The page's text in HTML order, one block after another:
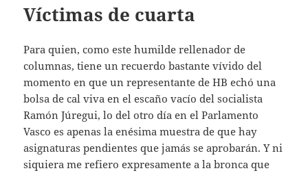
Víctimas de cuarta
Para quien, como este humilde rellenador de
columnas, tiene un recuerdo bastante vívido del
momento en que un representante de HB echó una
bolsa de cal viva en el escaño vacío del socialista
Ramón Júregui, lo del otro día en el Parlamento
Vasco es apenas la enésima muestra de que hay
asignaturas pendientes que jamás se aprobarán. Y ni
siquiera me refiero expresamente a la bronca que